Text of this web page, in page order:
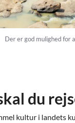
Der er god mulighed for
du
kultur i landets